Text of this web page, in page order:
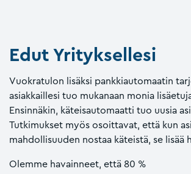
Edut Yrityksellesi
Vuokratulon lisäksi pankkiautomaatin
asiakkaillesi tuo mukanaan monia
Ensinnäkin, käteisautomaatti tuo uusia
Tutkimukset myös osoittavat, että kun
mahdollisuuden nostaa käteistä, se lisää
Olemme havainneet, että 80 %